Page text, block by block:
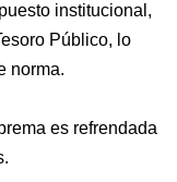
institucional,
Público, lo
norma.
es refrendada